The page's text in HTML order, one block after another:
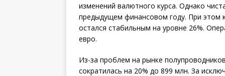
изменений валютного курса. Однако
предыдущем финансовом году. При этом
остался стабильным на уровне 26%.
евро.
Из-за проблем на рынке
сократилась на 20% до 899 млн. За